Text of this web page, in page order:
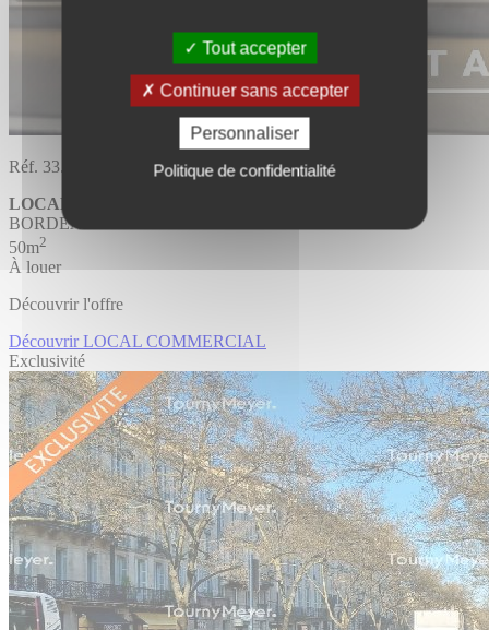
Tout accepter
Continuer sans accepter
Personnaliser
Politique de confidentialité
Réf. 33.4719
LOCAL COMMERCIAL
BORDEAUX
50m2
À louer
Découvrir l'offre
Découvrir LOCAL COMMERCIAL
Exclusivité